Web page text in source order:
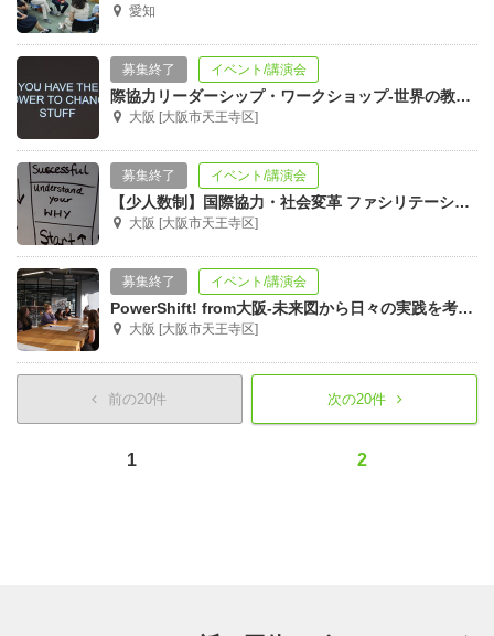
愛知
募集終了 イベント/講演会
際協力リーダーシップ・ワークショップ-世界の教育を考える-
大阪 [大阪市天王寺区]
募集終了 イベント/講演会
【少人数制】国際協力・社会変革 ファシリテーション・トレーニング
大阪 [大阪市天王寺区]
募集終了 イベント/講演会
PowerShift! from大阪-未来図から日々の実践を考える-
大阪 [大阪市天王寺区]
前の20件 次の20件
1 2